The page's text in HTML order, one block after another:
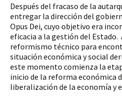
Después del fracaso de la
entregar la dirección del
Opus Dei, cuyo objetivo era
eficacia a la gestión del Estado.
reformismo técnico para
situación económica y social
este momento comienza la
inicio de la reforma económica
liberalización de la economía y